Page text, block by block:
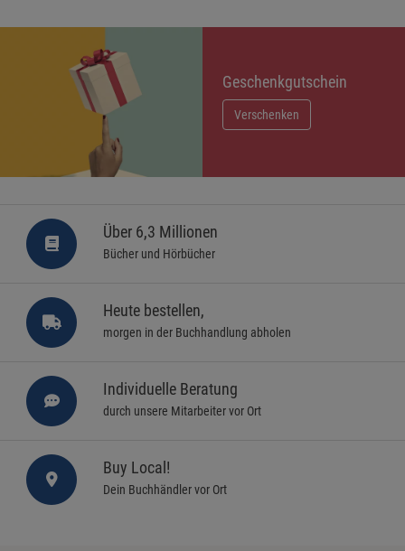
Geschenkgutschein
Verschenken
Über 6,3 Millionen
Bücher und Hörbücher
Heute bestellen,
morgen in der Buchhandlung abholen
Individuelle Beratung
durch unsere Mitarbeiter vor Ort
Buy Local!
Dein Buchhändler vor Ort